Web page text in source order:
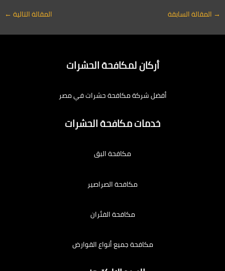
→ المقالة السابقة المقالة التالية←
أركان لمكافحة الحشرات
أفضل شركة مكافحة حشرات في مصر
خدمات مكافحة الحشرات
مكافحة البق
مكافحة الصراصير
مكافحة الفئران
مكافحة جميع أنواع القوارض